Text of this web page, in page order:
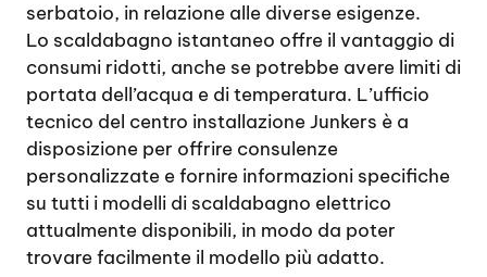
serbatoio, in relazione alle diverse esigenze.
Lo scaldabagno istantaneo offre il vantaggio di
consumi ridotti, anche se potrebbe avere limiti di
portata dell’acqua e di temperatura. L’ufficio
tecnico del centro installazione Junkers è a
disposizione per offrire consulenze
personalizzate e fornire informazioni specifiche
su tutti i modelli di scaldabagno elettrico
attualmente disponibili, in modo da poter
trovare facilmente il modello più adatto.